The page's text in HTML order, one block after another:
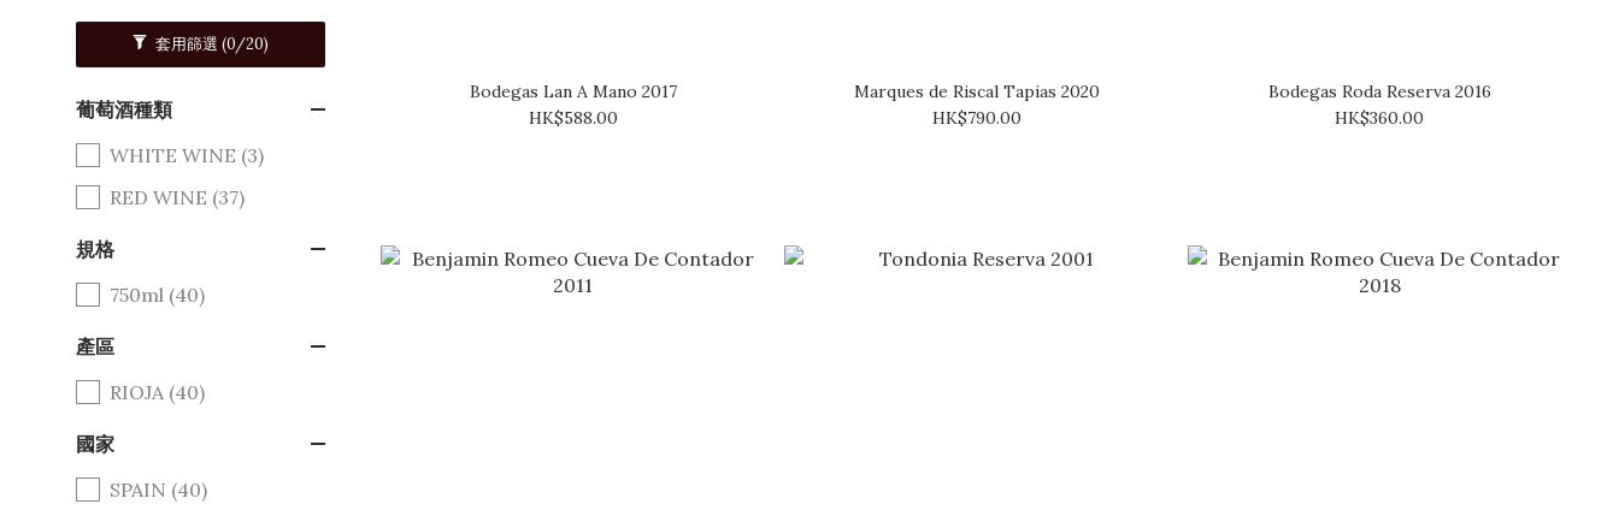
套用篩選 (0/20)
葡萄酒種類
WHITE WINE (3)
RED WINE (37)
規格
750ml (40)
產區
RIOJA (40)
國家
SPAIN (40)
Bodegas Lan A Mano 2017
HK$588.00
Marques de Riscal Tapias 2020
HK$790.00
Bodegas Roda Reserva 2016
HK$360.00